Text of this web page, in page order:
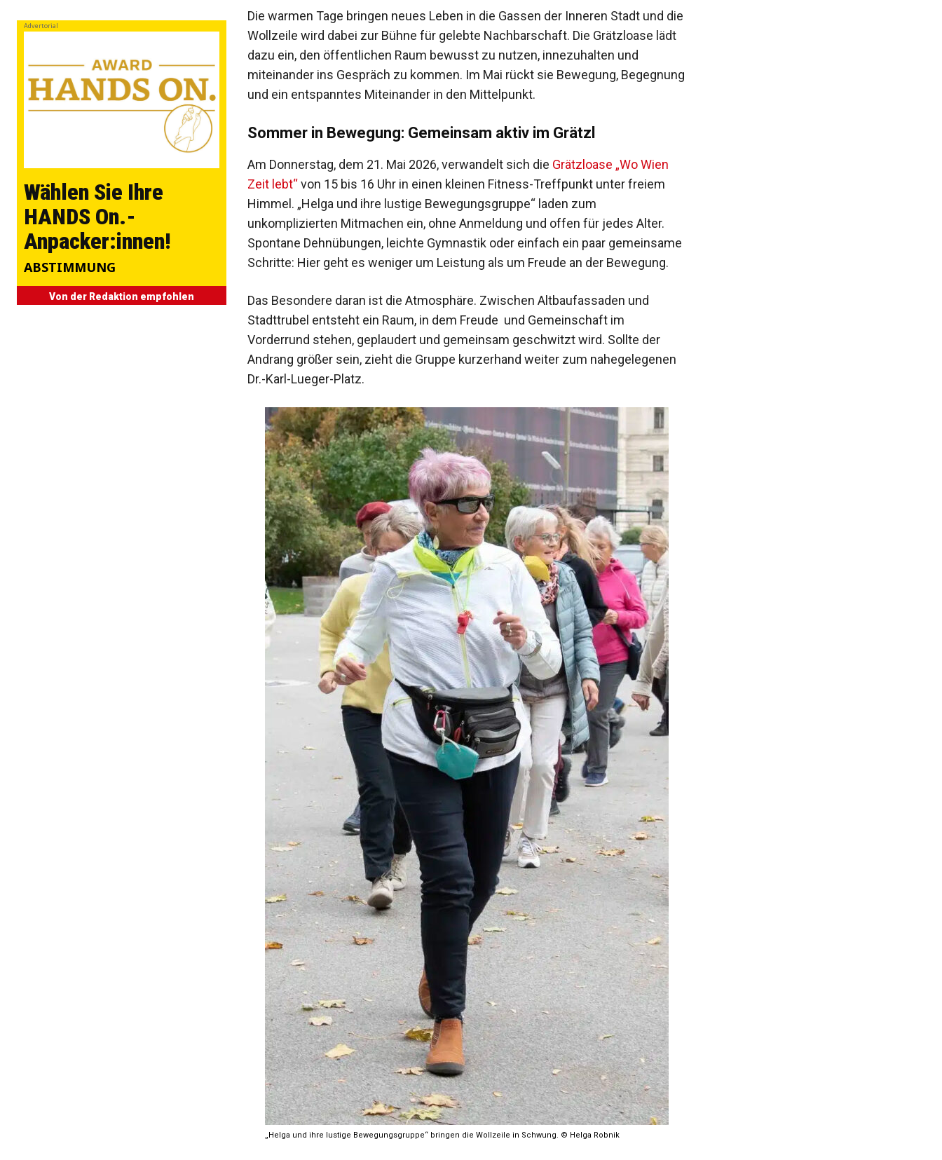
Advertorial
Wählen Sie Ihre
HANDS On.-
Anpacker:innen!
ABSTIMMUNG
Von der Redaktion empfohlen
Die warmen Tage bringen neues Leben in die Gassen der Inneren Stadt und die
Wollzeile wird dabei zur Bühne für gelebte Nachbarschaft. Die Grätzloase lädt
dazu ein, den öffentlichen Raum bewusst zu nutzen, innezuhalten und
miteinander ins Gespräch zu kommen. Im Mai rückt sie Bewegung, Begegnung
und ein entspanntes Miteinander in den Mittelpunkt.
Sommer in Bewegung: Gemeinsam aktiv im Grätzl
Am Donnerstag, dem 21. Mai 2026, verwandelt sich die Grätzloase „Wo Wien
Zeit lebt“von 15 bis 16 Uhr in einen kleinen Fitness-Treffpunkt unter freiem
Himmel. „Helga und ihre lustige Bewegungsgruppe“ laden zum
unkomplizierten Mitmachen ein, ohne Anmeldung und offen für jedes Alter.
Spontane Dehnübungen, leichte Gymnastik oder einfach ein paar gemeinsame
Schritte: Hier geht es weniger um Leistung als um Freude an der Bewegung.
Das Besondere daran ist die Atmosphäre. Zwischen Altbaufassaden und
Stadttrubel entsteht ein Raum, in dem Freude und Gemeinschaft im
Vorderrund stehen, geplaudert und gemeinsam geschwitzt wird. Sollte der
Andrang größer sein, zieht die Gruppe kurzerhand weiter zum nahegelegenen
Dr.-Karl-Lueger-Platz.
„Helga und ihre lustige Bewegungsgruppe“ bringen die Wollzeile in Schwung. © Helga Robnik